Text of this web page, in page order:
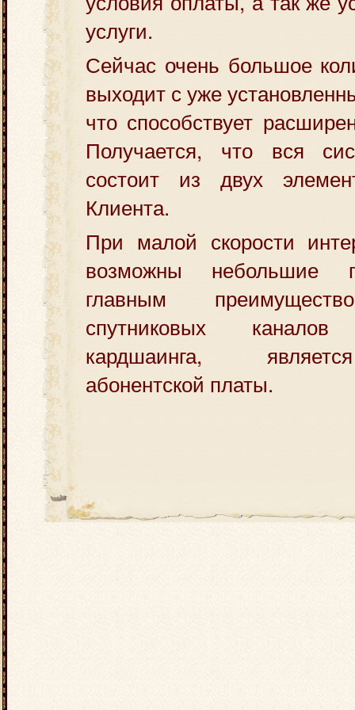
услуги.
Сейчас очень большое
выходит с уже
что способствует
Получается, что вся
состоит из двух
Клиента.
При малой скорости
возможны небольшие
главным
спутниковых
кардшаинга,
абонентской платы.